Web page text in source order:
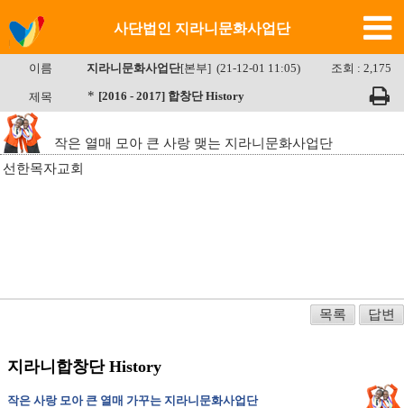
사단법인 지라니문화사업단
이름 지라니문화사업단[본부] (21-12-01 11:05) 조회 : 2,175
제목 * [2016 - 2017] 합창단 History
작은 열매 모아 큰 사랑 맺는 지라니문화사업단
선한목자교회
목록 답변
지라니합창단 History
작은 사랑 모아 큰 열매 가꾸는 지라니문화사업단